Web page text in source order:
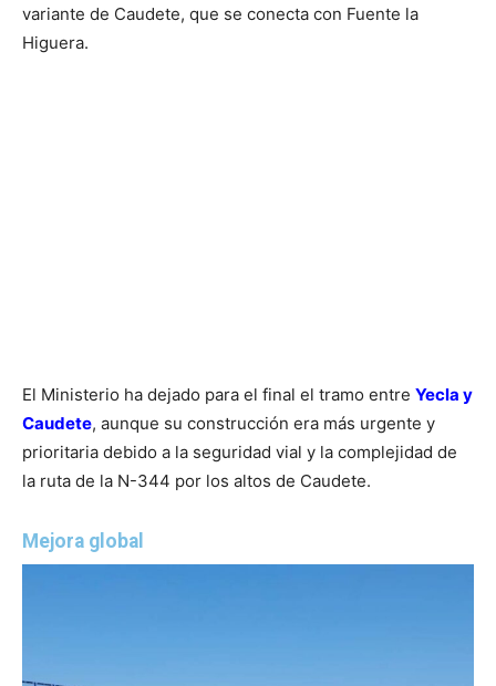
variante de Caudete, que se conecta con Fuente la
Higuera.
El Ministerio ha dejado para el final el tramo entre Yecla y
Caudete, aunque su construcción era más urgente y
prioritaria debido a la seguridad vial y la complejidad de
la ruta de la N-344 por los altos de Caudete.
Mejora global